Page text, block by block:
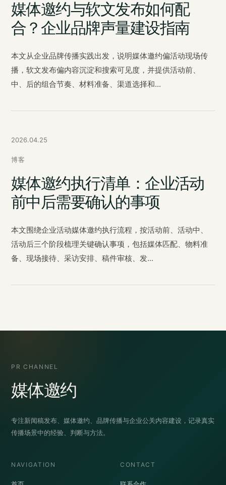
媒体邀约与软文发布如何配
合？企业品牌声量建设指南
本文从企业品牌传播实践出发，说明媒体邀约偏活动现场传
播，软文发布偏内容沉淀和搜索可见度，并提供活动前、
中、后的组合节奏、材料准备、渠道选择和...
2026.04.25
博客
媒体邀约执行清单：企业活动
前中后需要确认的事项
本文围绕企业活动媒体邀约执行流程，按活动前、活动中、
活动后三个阶段梳理关键确认事项，包括媒体匹配、物料准
备、现场接待、采访安排、稿件审核、发...
PR CHANNEL
媒体邀约
专注新闻稿发布、媒体邀约、品牌传播与企业公关内容建设，记录真实
传播场景中的经验、判断与方法。
NAVIGATION CONTACT